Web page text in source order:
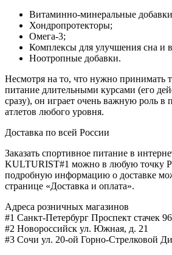
Витаминно-минеральные
Хондропротекторы;
Омега-3;
Комплексы для улучшения сна и
Ноотропные добавки.
Несмотря на то, что нужно принимать
питание длительными курсами (его
сразу), он играет очень важную роль в
атлетов любого уровня.
Доставка по всей России
Заказать спортивное питание в
KULTURIST#1 можно в любую точку
подробную информацию о доставке
странице «Доставка и оплата».
Адреса розничных магазинов
#1 Санкт-Петербург Проспект стачек
#2 Новороссийск ул. Южная, д. 21
#3 Сочи ул. 20-ой Горно-Стрелковой